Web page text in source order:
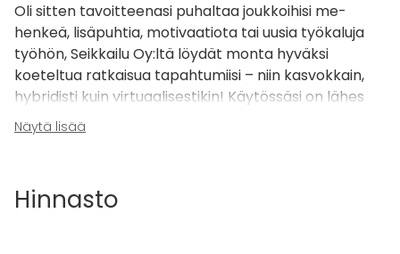
Oli sitten tavoitteenasi puhaltaa joukkoihisi me-
henkeä, lisäpuhtia, motivaatiota tai uusia työkaluja
työhön, Seikkailu Oy:ltä löydät monta hyväksi
koeteltua ratkaisua tapahtumiisi – niin kasvokkain,
hybridisti kuin virtuaalisestikin! Käytössäsi on lähes
200 tiimiaktiviteetin monipuolinen valikoima, josta
autamme mielellämme löytämään tarpeisiinne
Go Team on mukaansatempaava hightech-
Näytä lisää
Hinnasto